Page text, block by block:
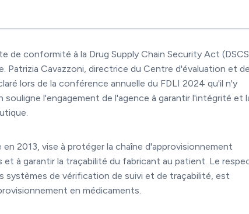
de conformité à la Drug Supply Chain Security Act
Patrizia Cavazzoni, directrice du Centre d'évaluation et de
lors de la conférence annuelle du FDLI 2024 qu'il n'y
l'engagement de l'agence à garantir l'intégrité et
en 2013, vise à protéger la chaîne d'approvisionnement
à garantir la traçabilité du fabricant au patient. Le
systèmes de vérification de suivi et de traçabilité, est
en médicaments.